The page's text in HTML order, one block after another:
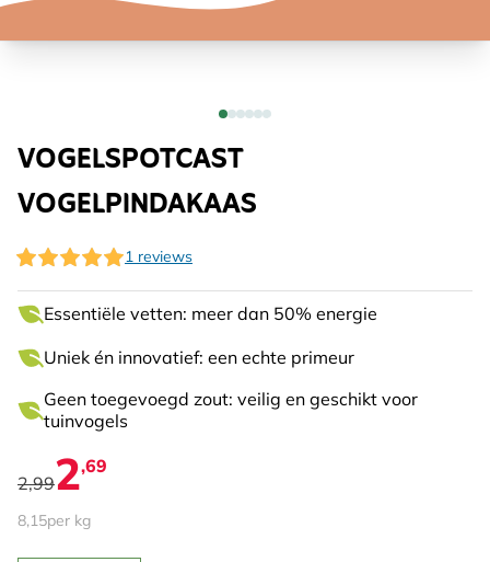
VOGELSPOTCAST
VOGELPINDAKAAS
1 reviews
Essentiële vetten: meer dan 50% energie
Uniek én innovatief: een echte primeur
Geen toegevoegd zout: veilig en geschikt voor
tuinvogels
2,992,69
8,15per kg